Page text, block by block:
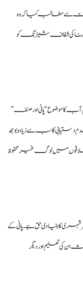
سے مطالبہ کیا کہ وہ
ڈیٹا کی شفاف شیئرنگ کو
کا موضوع “پانی اور صنف”
کا سب سے زیادہ بوجھ
کئی علاقوں میں لوگ غیر محفوظ
کا بنیادی حق ہے۔ پانی کے
ان کی تعلیم اور دیگر